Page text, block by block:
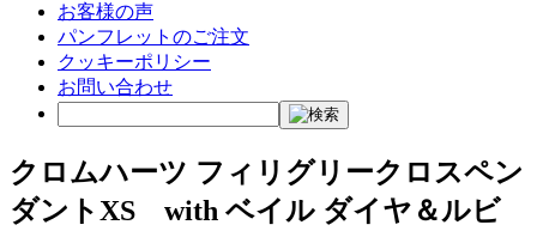
お客様の声
パンフレットのご注文
クッキーポリシー
お問い合わせ
クロムハーツ フィリグリークロスペン
ダントXS with ベイル ダイヤ＆ルビ